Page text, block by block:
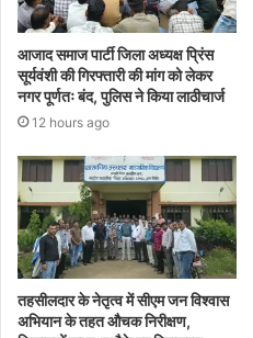
आजाद समाज पार्टी जिला अध्यक्ष प्रिंस
सूर्यवंशी की गिरफ्तारी की मांग को लेकर
नगर पूर्णतः बंद, पुलिस ने किया लाठीचार्ज
12 hours ago
तहसीलदार के नेतृत्व में सीएम जन विश्वास
अभियान के तहत औचक निरीक्षण,